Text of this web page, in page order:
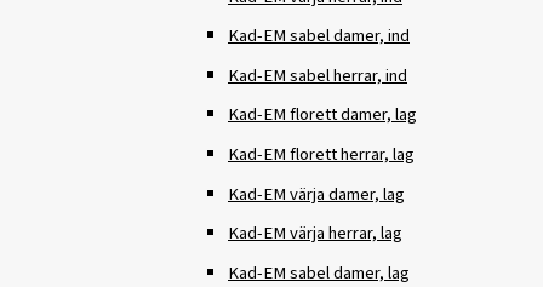
Kad-EM sabel damer, ind
Kad-EM sabel herrar, ind
Kad-EM florett damer, lag
Kad-EM florett herrar, lag
Kad-EM värja damer, lag
Kad-EM värja herrar, lag
Kad-EM sabel damer, lag